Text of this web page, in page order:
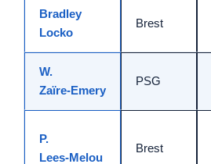
Bradley
Locko
Brest
W.
Zaïre‑Emery
PSG
P.
Lees‑Melou
Brest